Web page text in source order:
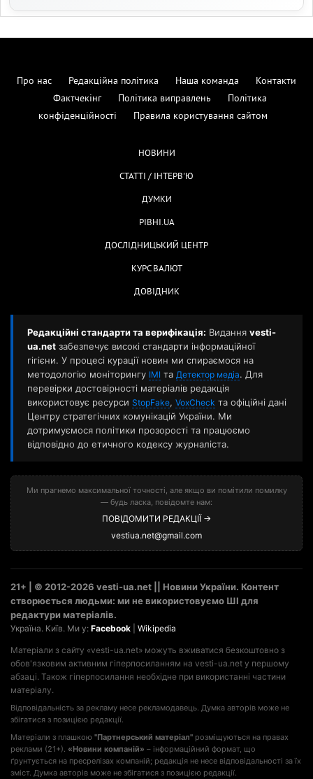
Про нас Редакційна політика Наша команда
Контакти
Фактчекінг
Політика виправлень
Політика
конфіденційності
Правила користування сайтом
НОВИНИ
СТАТТІ / ІНТЕРВ'Ю
ДУМКИ
РІВНІ.UA
ДОСЛІДНИЦЬКИЙ ЦЕНТР
КУРС ВАЛЮТ
ДОВІДНИК
Редакційні стандарти та верифікація: Видання vesti-
ua.net забезпечує високі стандарти інформаційної
гігієни. У процесі курації новин ми спираємося на
методологію моніторингу ІМІ та Детектор медіа. Для
перевірки достовірності матеріалів редакція
використовує ресурси StopFake, VoxCheck та офіційні дані
Центру стратегічних комунікацій України. Ми
дотримуємося політики прозорості та працюємо
відповідно до етичного кодексу журналіста.
Ми прагнемо максимальної точності, але якщо ви помітили помилку
— будь ласка, повідомте нам:
ПОВІДОМИТИ РЕДАКЦІЇ →
vestiua.net@gmail.com
21+ | © 2012-2026 vesti-ua.net || Новини України. Контент
створюється людьми: ми не використовуємо ШІ для
редактури матеріалів.
Україна. Київ. Ми у: Facebook Wikipedia
Матеріали з сайту «vesti-ua.net» можуть вживатися безкоштовно з
обов'язковим активним гіперпосиланням на vesti-ua.net у першому
абзаці. Також гіперпосилання необхідне при використанні частини
матеріалу.
Відповідальність за рекламу несе рекламодавець. Думка авторів може не
збігатися з позицією редакції.
Матеріали з плашкою "Партнерський матеріал" розміщуються на правах
реклами (21+). «Новини компаній» – інформаційний формат, що
ґрунтується на пресрелізах компаній; редакція не несе відповідальності за їх
зміст. Думка авторів може не збігатися з позицією редакції.